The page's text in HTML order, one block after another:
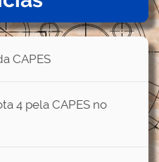
CAPES
4 pela CAPES no